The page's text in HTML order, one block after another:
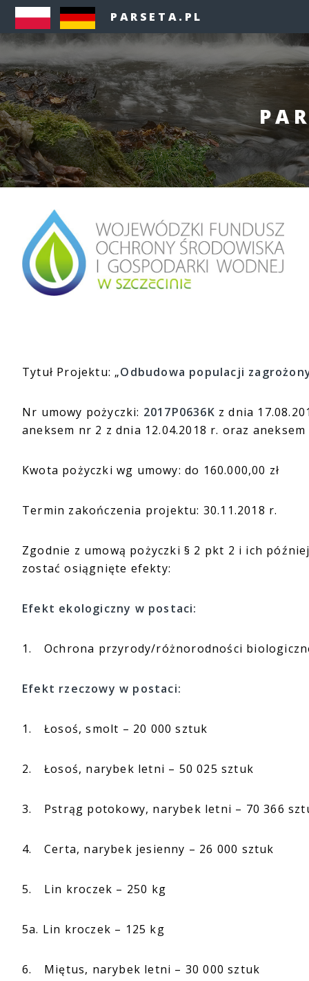
PARSETA.PL
Tytuł Projektu: „Odbudowa populacji
Nr umowy pożyczki: 2017P0636K z dnia
aneksem nr 2 z dnia 12.04.2018 r. oraz
Kwota pożyczki wg umowy: do 160.000,00 zł
Termin zakończenia projektu: 30.11.2018 r.
Zgodnie z umową pożyczki § 2 pkt 2 i ich
zostać osiągnięte efekty:
Efekt ekologiczny w postaci:
1. Ochrona przyrody/różnorodności
Efekt rzeczowy w postaci:
1. Łosoś, smolt – 20 000 sztuk
2. Łosoś, narybek letni – 50 025 sztuk
3. Pstrąg potokowy, narybek letni – 70 366
4. Certa, narybek jesienny – 26 000 sztuk
5. Lin kroczek – 250 kg
5a. Lin kroczek – 125 kg
6. Miętus, narybek letni – 30 000 sztuk